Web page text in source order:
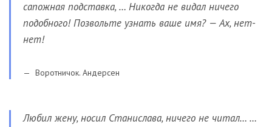
сапожная подставка, … Никогда не видал ничего
подобного! Позвольте узнать ваше имя? — Ах, нет-
нет!
Воротничок. Андерсен
Любил жену, носил Станислава, ничего не читал… …